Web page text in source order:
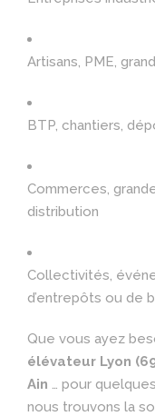
Artisans, PME,
BTP, chantiers,
Commerces,
distribution
Collectivités,
d’entrepôts ou de
Que vous ayez
élévateur Lyon
Ain … pour
nous trouvons la